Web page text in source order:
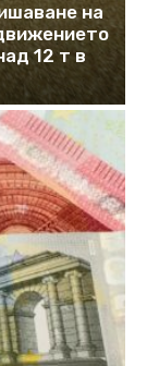
на
12 т в